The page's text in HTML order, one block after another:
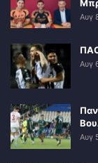
Αυγ
Αυγ
Αυγ